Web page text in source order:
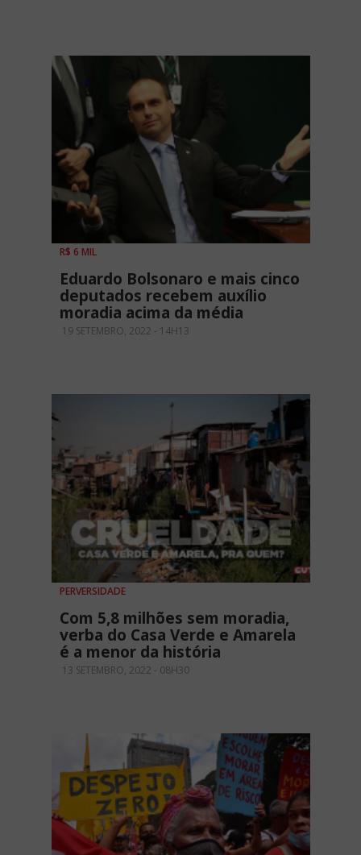
R$ 6 MIL
Eduardo Bolsonaro e mais cinco
deputados recebem auxílio
moradia acima da média
19 SETEMBRO, 2022 - 14H13
PERVERSIDADE
Com 5,8 milhões sem moradia,
verba do Casa Verde e Amarela
é a menor da história
13 SETEMBRO, 2022 - 08H30